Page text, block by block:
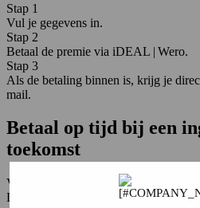
Stap 1
Vul je gegevens in.
Stap 2
Betaal de premie via iDEAL | Wero.
Stap 3
Als de betaling binnen is, krijg je
mail.
Betaal op tijd bij een
toekomst
Vraag je een verzekering aan met
Dan gaat de dekking in om 0:00 uur